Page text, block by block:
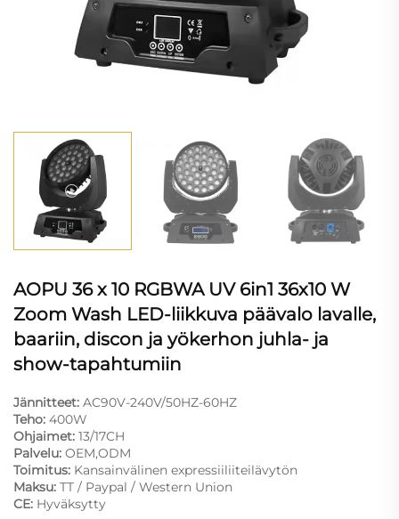
AOPU 36 x 10 RGBWA UV 6in1 36x10 W
Zoom Wash LED-liikkuva päävalo lavalle,
baariin, discon ja yökerhon juhla- ja
show-tapahtumiin
Jännitteet: AC90V-240V/50HZ-60HZ
Teho: 400W
Ohjaimet: 13/17CH
Palvelu: OEM,ODM
Toimitus: Kansainvälinen expressiiliiteilävytön
Maksu: TT / Paypal / Western Union
CE: Hyväksytty